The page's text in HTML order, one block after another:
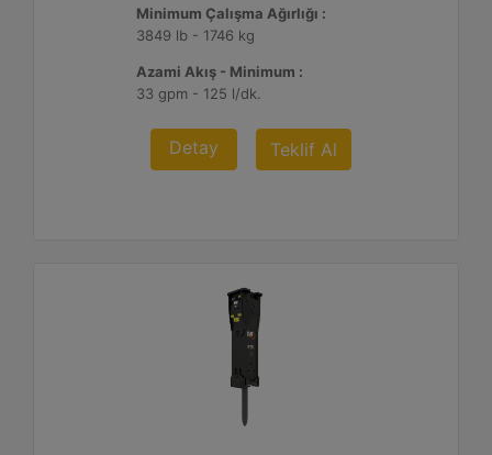
Minimum Çalışma Ağırlığı :
3849 lb - 1746 kg
Azami Akış - Minimum :
33 gpm - 125 l/dk.
Detay Teklif Al